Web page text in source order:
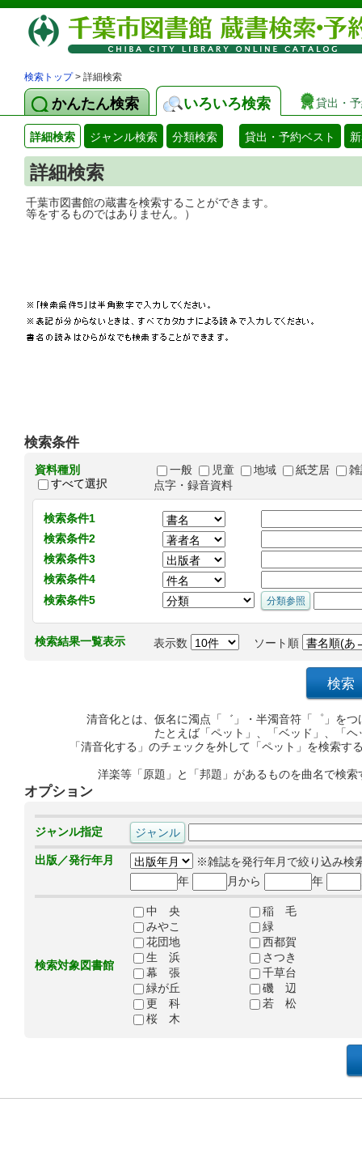
検索トップ> 詳細検索
かんたん検索 いろいろ検索 貸出・
詳細検索 ジャンル検索 分類検索 貸出・予約ベスト
詳細検索
千葉市図書館の蔵書を検索することがで
等をするものではありません。）
検索条件
資料種別
すべて選択
一般 児童 地域 紙芝居
点字・録音資料
検索条件1
検索条件2
検索条件3
検索条件4
検索条件5
検索結果一覧表示 表示数 ソート順
清音化とは、仮名に濁点「゛」・半濁音符「゜」を
たとえば「ペット」、「ベッド」、「
「清音化する」のチェックを外して「ペット」を検索
洋楽等「原題」と「邦題」があるものを曲名で検
オプション
ジャンル指定
出版／発行年月
※雑誌を発行年月で絞り込み検
年
月から 年
検索対象図書館
中 央
稲 毛
みやこ
緑
花団地
西都賀
生 浜
さつき
幕 張
千草台
緑が丘
磯 辺
更 科
若 松
桜 木